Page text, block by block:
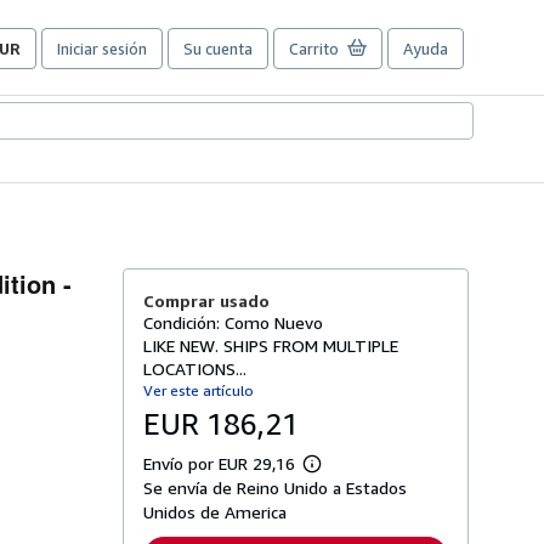
Iniciar sesión Su cuenta Carrito Ayuda
-
Comprar usado
Condición: Como Nuevo
LIKE NEW. SHIPS FROM MULTIPLE
LOCATIONS...
Ver este artículo
EUR 186,21
Envío por EUR 29,16
M
á
Se envía de Reino Unido a Estados
Unidos de America